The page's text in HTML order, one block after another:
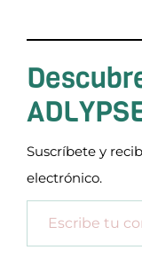
Suscríbete y
electrónico.
Escribe tu correo electrónico…